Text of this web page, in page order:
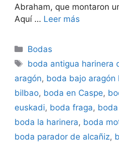
Abraham, que montaron
Aquí … Leer más
Categorías
Bodas
Etiquetas
boda antigua harinera
aragón, boda bajo aragón
bilbao, boda en Caspe,
euskadi, boda fraga,
boda la harinera, boda
boda parador de alcañiz,